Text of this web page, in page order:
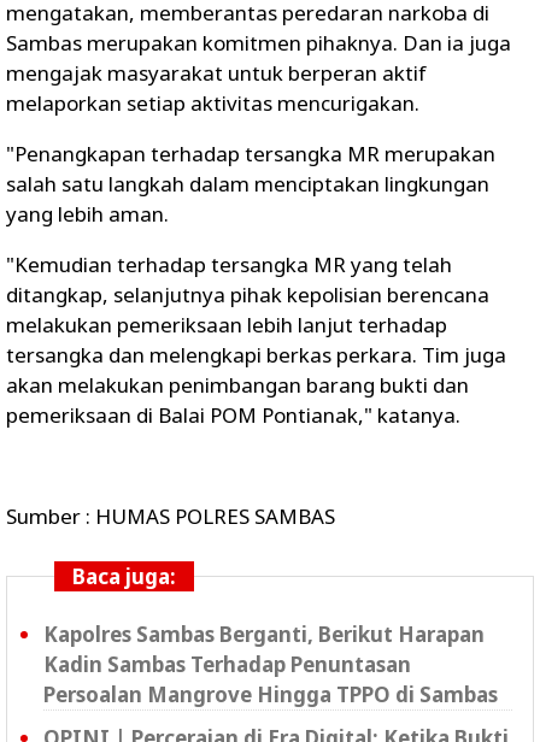
mengatakan, memberantas peredaran narkoba di
Sambas merupakan komitmen pihaknya. Dan ia juga
mengajak masyarakat untuk berperan aktif
melaporkan setiap aktivitas mencurigakan.
"Penangkapan terhadap tersangka MR merupakan
salah satu langkah dalam menciptakan lingkungan
yang lebih aman.
"Kemudian terhadap tersangka MR yang telah
ditangkap, selanjutnya pihak kepolisian berencana
melakukan pemeriksaan lebih lanjut terhadap
tersangka dan melengkapi berkas perkara. Tim juga
akan melakukan penimbangan barang bukti dan
pemeriksaan di Balai POM Pontianak," katanya.
Sumber : HUMAS POLRES SAMBAS
Baca juga:
Kapolres Sambas Berganti, Berikut Harapan
Kadin Sambas Terhadap Penuntasan
Persoalan Mangrove Hingga TPPO di Sambas